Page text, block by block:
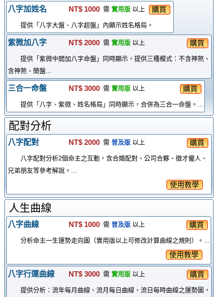
八字加姓名 NT$ 1000 需 實用版以上 購買
提供「八字大盤、八字超盤」內顯示姓名格局。
紫微加八字 NT$ 2000 需 實用版以上 購買
提供「紫微中間加八字命盤」同時顯示，提供三種模式：不含神煞、
含神煞、簡盤...
三合一命盤 NT$ 3000 需 實用版以上 購買
提供「八字、紫微、姓名格局」同時顯示，合併為三合一命盤。...
配對分析
八字配對 NT$ 2000 需 普及版以上 購買
八字配對分析2個命主之互動，含合婚配對、公司合夥、徵才僱人、
兄弟朋友等參考解說。...
使用教學
人生曲線
八字曲線 NT$ 1000 需 普及版以上 購買
分析命主一生運勢走向圖（實用版以上可修改計算曲線之規則）。...
使用教學
八字行運曲線 NT$ 3000 需 實用版以上 購買
提供分析：流年每月曲線、流月每日曲線、流日每時曲線之運勢圖，